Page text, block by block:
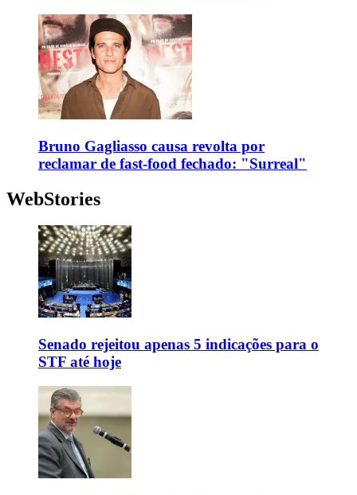
Bruno Gagliasso causa revolta por
reclamar de fast-food fechado: "Surreal"
WebStories
Senado rejeitou apenas 5 indicações para o
STF até hoje